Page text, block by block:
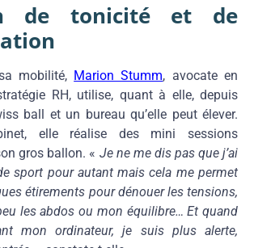
de tonicité et de
mobilité, Marion Stumm, avocate en
RH, utilise, quant à elle, depuis
ball et un bureau qu’elle peut élever.
elle réalise des mini sessions
gros ballon. « Je ne me dis pas que j’ai
sport pour autant mais cela me permet
étirements pour dénouer les tensions,
les abdos ou mon équilibre… Et quand
mon ordinateur, je suis plus alerte,